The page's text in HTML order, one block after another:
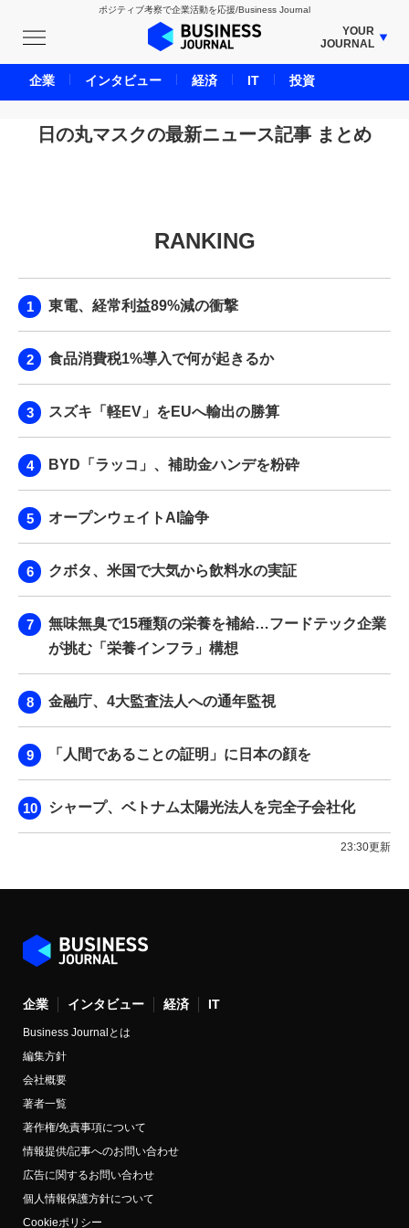
ポジティブ考察で企業活動を応援/Business Journal
YOUR
JOURNAL
BUSINESS JOURNAL
UNICORN JOURNAL
CARBON CREDITS JOURNAL
LIFE ENDING JOURNAL
BPaaS JOURNAL
日の丸マスクの最新ニュース記事 まとめ
RANKING
東電、経常利益89%減の衝撃
食品消費税1%導入で何が起きるか
スズキ「軽EV」をEUへ輸出の勝算
BYD「ラッコ」、補助金ハンデを粉砕
オープンウェイトAI論争
クボタ、米国で大気から飲料水の実証
無味無臭で15種類の栄養を補給…フードテック企業
が挑む「栄養インフラ」構想
金融庁、4大監査法人への通年監視
「人間であることの証明」に日本の顔を
シャープ、ベトナム太陽光法人を完全子会社化
23:30更新
企業 インタビュー 経済 IT
Business Journalとは
編集方針
会社概要
著者一覧
著作権/免責事項について
情報提供/記事へのお問い合わせ
広告に関するお問い合わせ
個人情報保護方針について
Cookieポリシー
企業 インタビュー 経済 IT 投資